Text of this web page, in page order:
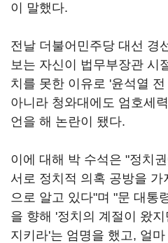
이 말했다.
전날 더불어민주당 대선 경
보는 자신이 법무부장관 시
치를 못한 이유로 '윤석열
아니라 청와대에도 엄호세
언을 해 논란이 됐다.
이에 대해 박 수석은 "정치
서로 정치적 의혹 공방을
으로 알고 있다"며 "문 대통
을 향해 '정치의 계절이 왔
지키라'는 엄명을 했고, 얼